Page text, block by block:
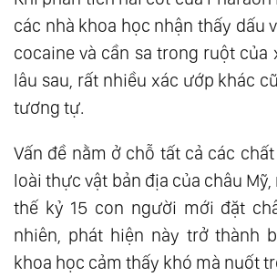
các nhà khoa học nhận thấy dấu
cocaine và cần sa trong ruột của
lâu sau, rất nhiều xác ướp khác
tương tự.
Vấn đề nằm ở chỗ tất cả các
loài thực vật bản địa của châu
thế kỷ 15 con người mới đặt
nhiên, phát hiện này trở thành
khoa học cảm thấy khó mà nuốt